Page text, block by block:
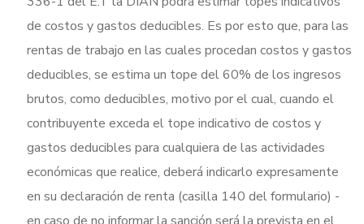
de costos y gastos deducibles. Es por esto que, para las
rentas de trabajo en las cuales procedan costos y gastos
deducibles, se estima un tope del 60% de los ingresos
brutos, como deducibles, motivo por el cual, cuando el
contribuyente exceda el tope indicativo de costos y
gastos deducibles para cualquiera de las actividades
económicas que realice, deberá indicarlo expresamente
en su declaración de renta (casilla 140 del formulario) -